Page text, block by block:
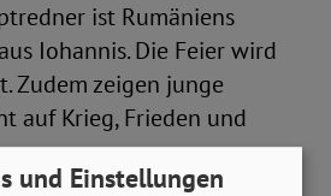
ist Rumäniens
Iohannis. Die Feier wird
Zudem zeigen junge
auf Krieg, Frieden und
und Einstellungen